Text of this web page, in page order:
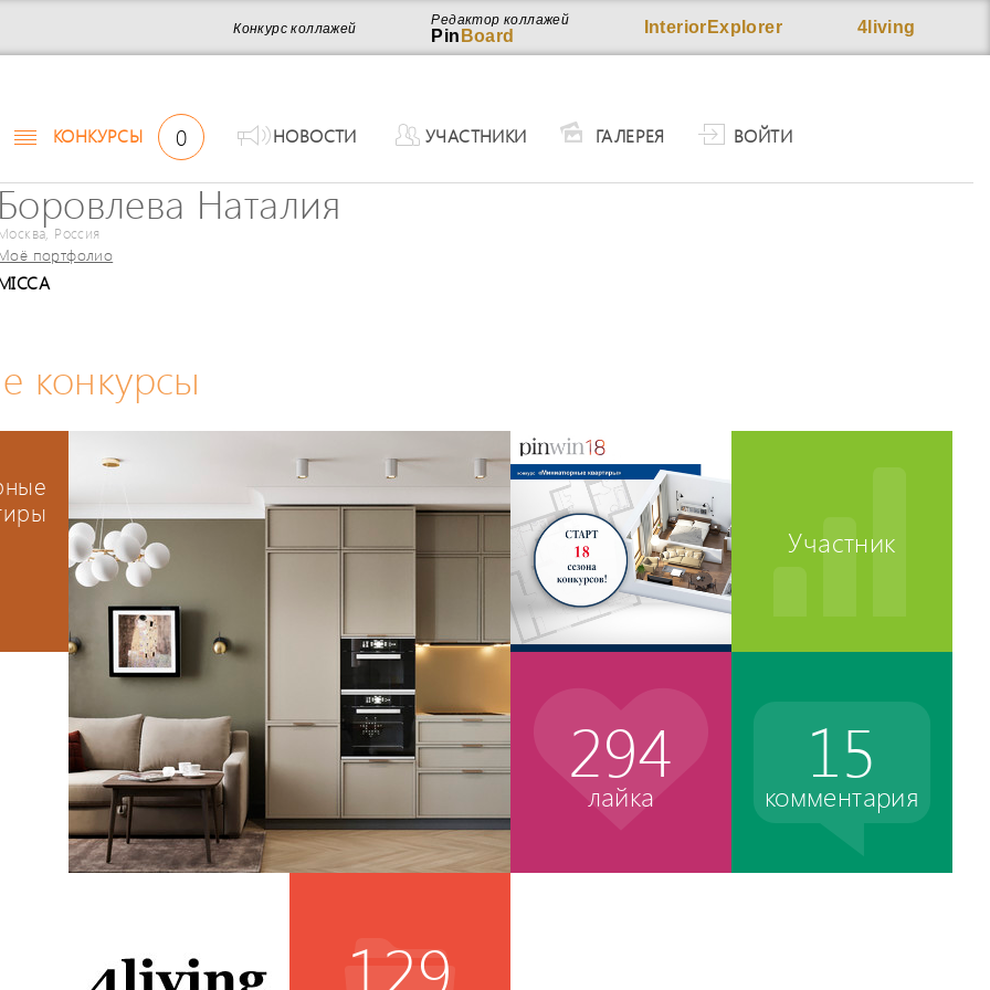
4living
InteriorExplorer
Редактор коллажей
Pin Board
Конкурс коллажей
КОНКУРСЫ 0 НОВОСТИ УЧАСТНИКИ ГАЛЕРЕЯ ВОЙТИ
Наталия
Россия
портфолио
конкурсы
Участник
294
лайка
15
комментария
129